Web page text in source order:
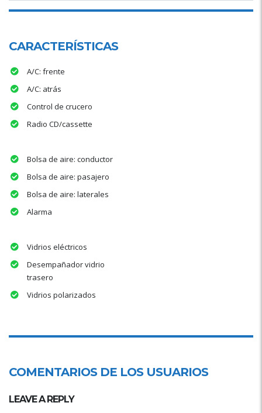
CARACTERÍSTICAS
A/C: frente
A/C: atrás
Control de crucero
Radio CD/cassette
Bolsa de aire: conductor
Bolsa de aire: pasajero
Bolsa de aire: laterales
Alarma
Vidrios eléctricos
Desempañador vidrio
trasero
Vidrios polarizados
COMENTARIOS DE LOS USUARIOS
LEAVE A REPLY